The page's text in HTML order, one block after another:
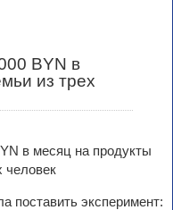
BYN в
из трех
поставить эксперимент: